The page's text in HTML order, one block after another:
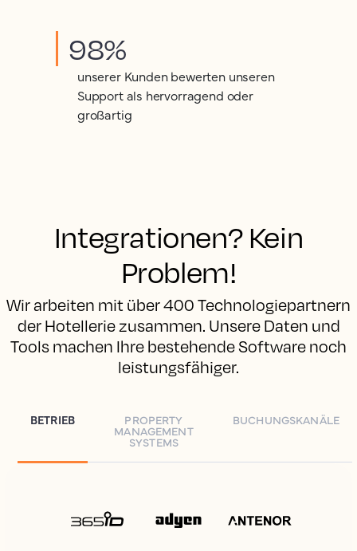
98%
unserer Kunden bewerten unseren
Support als hervorragend oder
großartig
Integrationen? Kein
Problem!
Wir arbeiten mit über 400 Technologiepartnern
der Hotellerie zusammen. Unsere Daten und
Tools machen Ihre bestehende Software noch
leistungsfähiger.
BETRIEB PROPERTY
MANAGEMENT
SYSTEMS
BUCHUNGSKANÄLE